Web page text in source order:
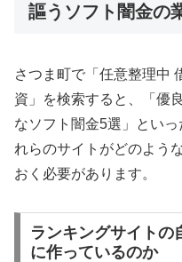
謳うソフト闇金の
さつま町で「任意整理中
資」を検索すると、「優
なソフト闇金5選」とい
れらのサイトがどのよう
おく必要があります。
ランキングサイト
に作っているのか